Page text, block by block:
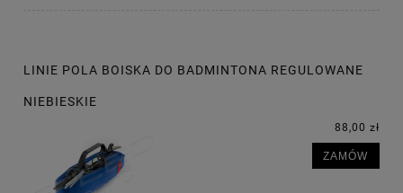
LINIE POLA BOISKA DO BADMINTONA REGULOWANE
NIEBIESKIE
88,00 zł
ZAMÓW